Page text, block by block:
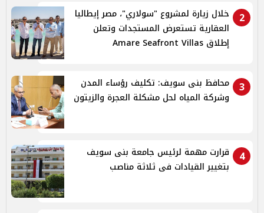
2
خلال زيارة لمشروع "سولاري"، مصر إيطاليا
العقارية تستعرض المستجدات وتعلن
إطلاق Amare Seafront Villas
3
محافظ بنى سويف: تكليف رؤساء المدن
وشركة المياه لحل مشكلة العجرة والزيتون
4
قرارت مهمة لرئيس جامعة بنى سويف
بتغيير القيادات فى ثلاثة مناصب